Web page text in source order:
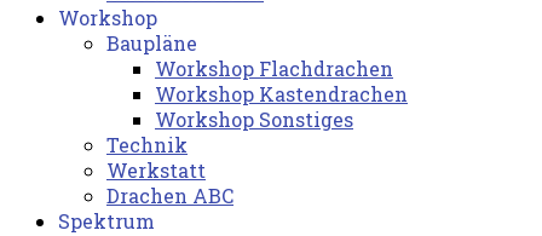
Workshop
Baupläne
Workshop Flachdrachen
Workshop Kastendrachen
Workshop Sonstiges
Technik
Werkstatt
Drachen ABC
Spektrum